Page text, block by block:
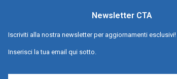
Newsletter CTA
Iscriviti alla nostra newsletter per aggiornamenti esclusivi!
Inserisci la tua email qui sotto.